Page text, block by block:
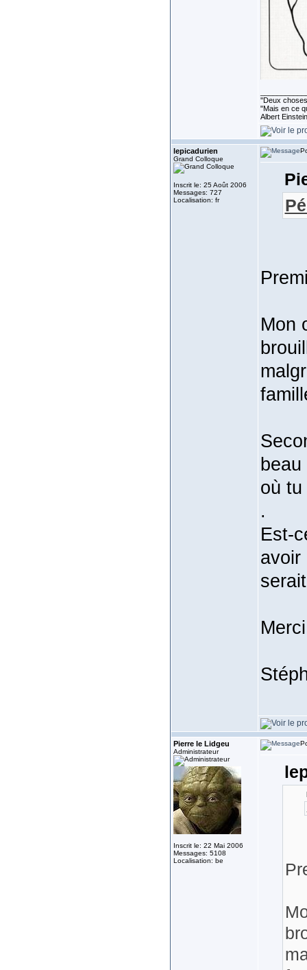
''Deux
"Mais en ce
Albert
lepicadurien
Grand Colloque
Inscrit le: 25 Août 2006
Messages: 727
Localisation: fr
Mon
où
.
Est-
avoir
Pierre le Lidgeu
Administrateur
Inscrit le: 22 Mai 2006
Messages: 5108
Localisation: be